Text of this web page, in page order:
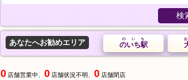
検
あなたへお勧めエリア のいち駅
のいち
0 店舗営業中、 0 店舗状況不明、 0 店舗閉店